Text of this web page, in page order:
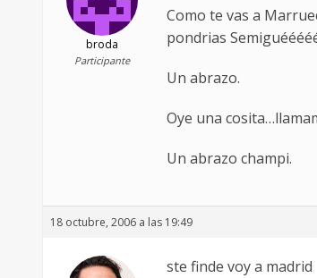
broda
Participante
Como te vas a
pondrias
Un abrazo.
Oye una
Un abrazo champi.
18 octubre, 2006 a las 19:49
ste finde voy a madrid